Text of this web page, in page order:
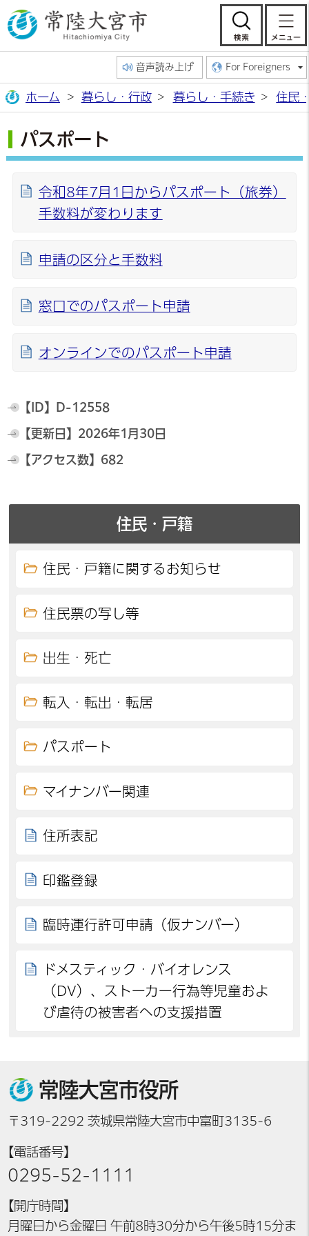
常陸大宮市公
検
音声読み上げ For Foreigners
ホーム 暮らし・行政 暮らし・手続き 住民
パスポート
令和8年7月1日からパスポート（旅券）
手数料が変わります
申請の区分と手数料
窓口でのパスポート申請
オンラインでのパスポート申請
【ID】 D-12558
【更新日】 2026年1月30日
【アクセス数】 682
住民・戸籍
住民・戸籍に関するお知らせ
住民票の写し等
出生・死亡
転入・転出・転居
パスポート
マイナンバー関連
住所表記
印鑑登録
臨時運行許可申請（仮ナンバー）
ドメスティック・バイオレンス
（DV）、ストーカー行為等児童およ
び虐待の被害者への支援措置
常陸大宮市役所
〒319-2292 茨城県常陸大宮市中富町3135-6
【電話番号】
0295-52-1111
【開庁時間】
月曜日から金曜日 午前8時30分から午後5時15分ま